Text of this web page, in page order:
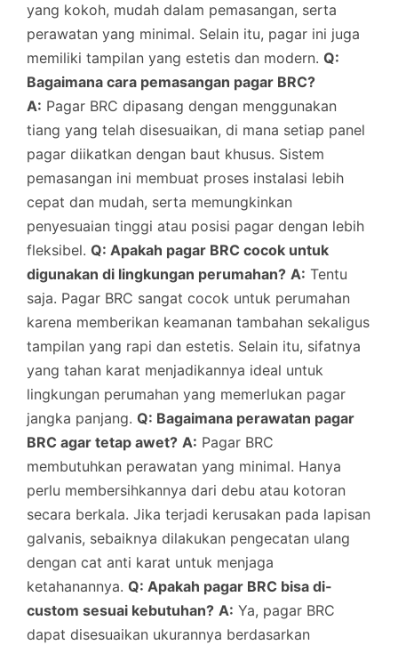
yang kokoh, mudah dalam pemasangan, serta
perawatan yang minimal. Selain itu, pagar ini juga
memiliki tampilan yang estetis dan modern. Q:
Bagaimana cara pemasangan pagar BRC?
A: Pagar BRC dipasang dengan menggunakan
tiang yang telah disesuaikan, di mana setiap panel
pagar diikatkan dengan baut khusus. Sistem
pemasangan ini membuat proses instalasi lebih
cepat dan mudah, serta memungkinkan
penyesuaian tinggi atau posisi pagar dengan lebih
fleksibel. Q: Apakah pagar BRC cocok untuk
digunakan di lingkungan perumahan? A: Tentu
saja. Pagar BRC sangat cocok untuk perumahan
karena memberikan keamanan tambahan sekaligus
tampilan yang rapi dan estetis. Selain itu, sifatnya
yang tahan karat menjadikannya ideal untuk
lingkungan perumahan yang memerlukan pagar
jangka panjang. Q: Bagaimana perawatan pagar
BRC agar tetap awet? A: Pagar BRC
membutuhkan perawatan yang minimal. Hanya
perlu membersihkannya dari debu atau kotoran
secara berkala. Jika terjadi kerusakan pada lapisan
galvanis, sebaiknya dilakukan pengecatan ulang
dengan cat anti karat untuk menjaga
ketahanannya. Q: Apakah pagar BRC bisa di-
custom sesuai kebutuhan? A: Ya, pagar BRC
dapat disesuaikan ukurannya berdasarkan